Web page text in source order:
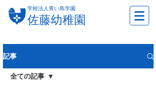
佐藤幼稚園
学校法人青い鳥学園
記事
全ての記事